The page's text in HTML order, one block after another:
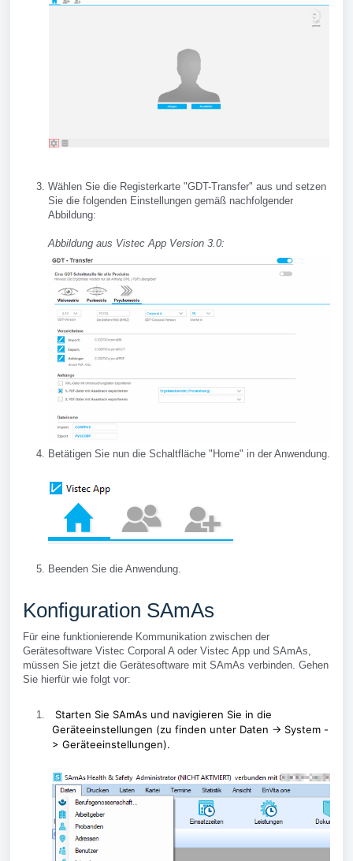
Wählen Sie die Registerkarte "GDT-Transfer" aus und setzen
Sie die folgenden Einstellungen gemäß nachfolgender
Abbildung:
Abbildung aus Vistec App Version 3.0:
Betätigen Sie nun die Schaltfläche "Home" in der Anwendung.
Beenden Sie die Anwendung.
Konfiguration SAmAs
Für eine funktionierende Kommunikation zwischen der
Gerätesoftware Vistec Corporal A oder Vistec App und SAmAs,
müssen Sie jetzt die Gerätesoftware mit SAmAs verbinden. Gehen
Sie hierfür wie folgt vor:
Starten Sie SAmAs und navigieren Sie in die
Geräteeinstellungen (zu finden unter Daten -> System -
> Geräteeinstellungen).